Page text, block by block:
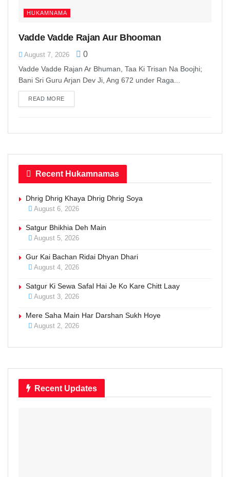
HUKAMNAMA
Vadde Vadde Rajan Aur Bhooman
August 7, 2026 0
Vadde Vadde Rajan Ar Bhuman, Taa Ki Trisan Na Boojhi;
Bani Sri Guru Arjan Dev Ji, Ang 672 under Raga...
READ MORE
Recent Hukamnamas
Dhrig Dhrig Khaya Dhrig Dhrig Soya
August 6, 2026
Satgur Bhikhia Deh Main
August 5, 2026
Gur Kai Bachan Ridai Dhyan Dhari
August 4, 2026
Satgur Ki Sewa Safal Hai Je Ko Kare Chitt Laay
August 3, 2026
Mere Saha Main Har Darshan Sukh Hoye
August 2, 2026
Recent Updates